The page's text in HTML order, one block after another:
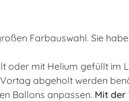
Farbauswahl. Sie
oder mit Helium gefüllt im
abgeholt werden
Ballons anpassen. Mit der